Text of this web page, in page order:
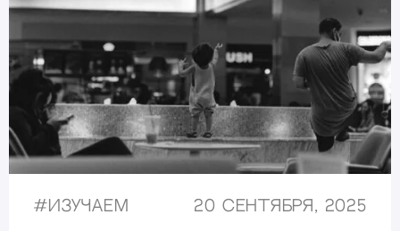
#Изучаем 20 сентября, 2025